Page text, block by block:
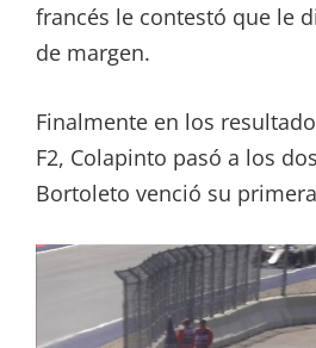
francés le contestó que le
de margen.
Finalmente en los
F2, Colapinto pasó a los
Bortoleto venció su primera